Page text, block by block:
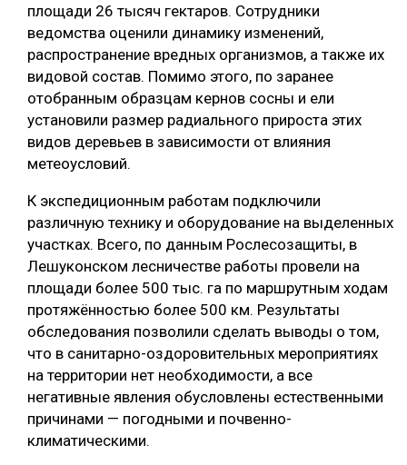
ЛЕСОПИЛЕНИЕ
ДЕРЕВЯННОЕ ДОМОСТРОЕНИЕ
БЕЗОПАСНОЕ ПРОИЗВОДСТВО
СОРТИРОВКА ДРЕВЕСИНЫ
МЕБЕЛЬНОЕ ПРОИЗВОДСТВО
площади 26 тысяч гектаров. Сотрудники
ведомства оценили динамику изменений,
распространение вредных организмов, а также их
видовой состав. Помимо этого, по заранее
отобранным образцам кернов сосны и ели
установили размер радиального прироста этих
видов деревьев в зависимости от влияния
метеоусловий.
К экспедиционным работам подключили
различную технику и оборудование на выделенных
участках. Всего, по данным Рослесозащиты, в
Лешуконском лесничестве работы провели на
площади более 500 тыс. га по маршрутным ходам
протяжённостью более 500 км. Результаты
обследования позволили сделать выводы о том,
что в санитарно-оздоровительных мероприятиях
на территории нет необходимости, а все
негативные явления обусловлены естественными
причинами — погодными и почвенно-
климатическими.